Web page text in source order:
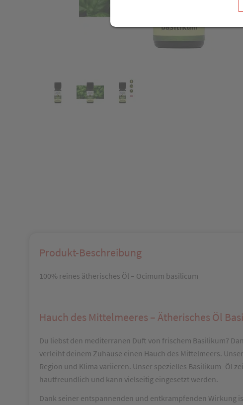
Produkt-Beschreibung
100% reines ätherisches Öl – Ocimum basilicum
Hauch des Mittelmeeres – Ätherisches Öl
Du liebst den mediterranen Duft von frischem Basilikum?
verleiht deinem Zuhause einen Hauch des Mittelmeers.
Region und Klima variieren. Unser spezielles Basilikum -Öl
hautfreundlich und kann vielseitig eingesetzt werden.
Dank seiner entspannenden und entkrampfenden Wirkung